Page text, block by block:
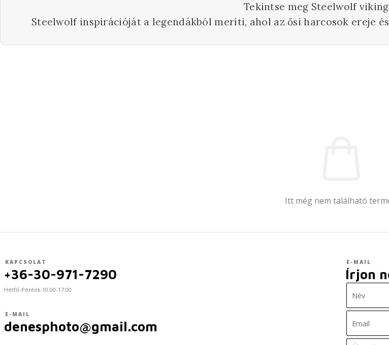
Tekintse meg Steelwolf
Steelwolf inspirációját a legendákból meríti, ahol az ősi harcosok ereje
Itt még nem található
KAPCSOLAT
+36-30-971-7290
Hétfő-Péntek 10:00-17:00
E-MAIL
denesphoto@gmail.com
E-MAIL
Írjon